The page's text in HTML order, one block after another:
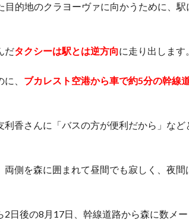
的地のクラヨーヴァに向かうために、駅
だタクシーは駅とは逆方向に走り出します。
、 ブカレスト空港から車で約5分の幹線
香さんに「バスの方が便利だから」な
両側を森に囲まれて昼間でも寂しく、夜
日後の8月17日、幹線道路から森に数メ